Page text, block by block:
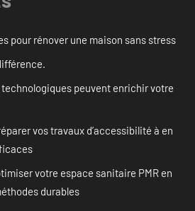
pour rénover une maison sans stress
peuvent enrichir votre
vos travaux d’accessibilité à en
votre espace sanitaire PMR en
durables